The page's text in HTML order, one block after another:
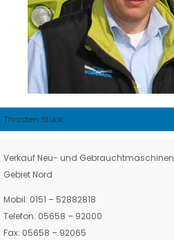
Thorsten Stück
Verkauf Neu- und Gebrauchtmaschinen
Gebiet Nord
Mobil: 0151 – 52882818
Telefon: 05658 – 92000
Fax: 05658 – 92065